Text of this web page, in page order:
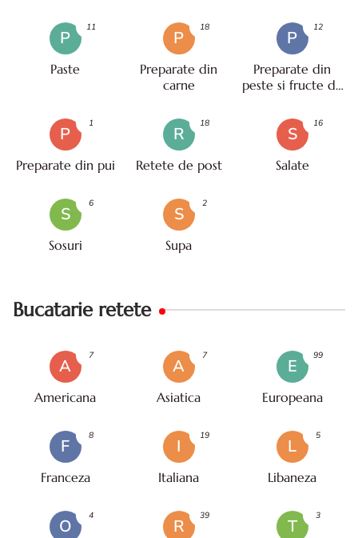
P
Paste
11
P
Preparate din
carne
18
P
Preparate din
peste si fructe de
12
P
Preparate din pui
1
R
Retete de post
18
S
Salate
16
S
Sosuri
6
S
Supa
2
Bucatarie retete
A
Americana
7
A
Asiatica
7
E
Europeana
99
F
Franceza
8
I
Italiana
19
L
Libaneza
5
O
4
R
39
T
3